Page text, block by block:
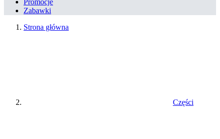
Zabawki
Strona główna
Części